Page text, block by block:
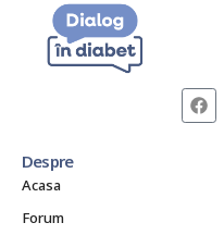
Despre
Acasa
Forum